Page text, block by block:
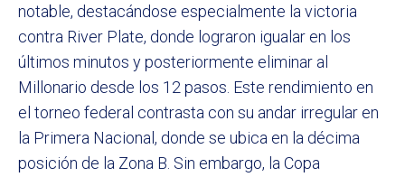
notable, destacándose especialmente la victoria
contra River Plate, donde lograron igualar en los
últimos minutos y posteriormente eliminar al
Millonario desde los 12 pasos. Este rendimiento en
el torneo federal contrasta con su andar irregular en
la Primera Nacional, donde se ubica en la décima
posición de la Zona B. Sin embargo, la Copa